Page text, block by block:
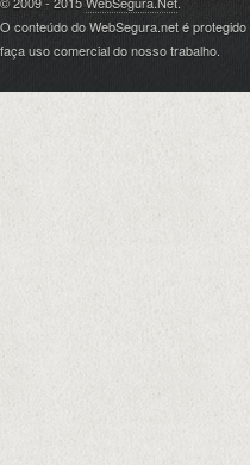
O conteúdo do WebSegura.net é
faça uso comercial do nosso trabalho.